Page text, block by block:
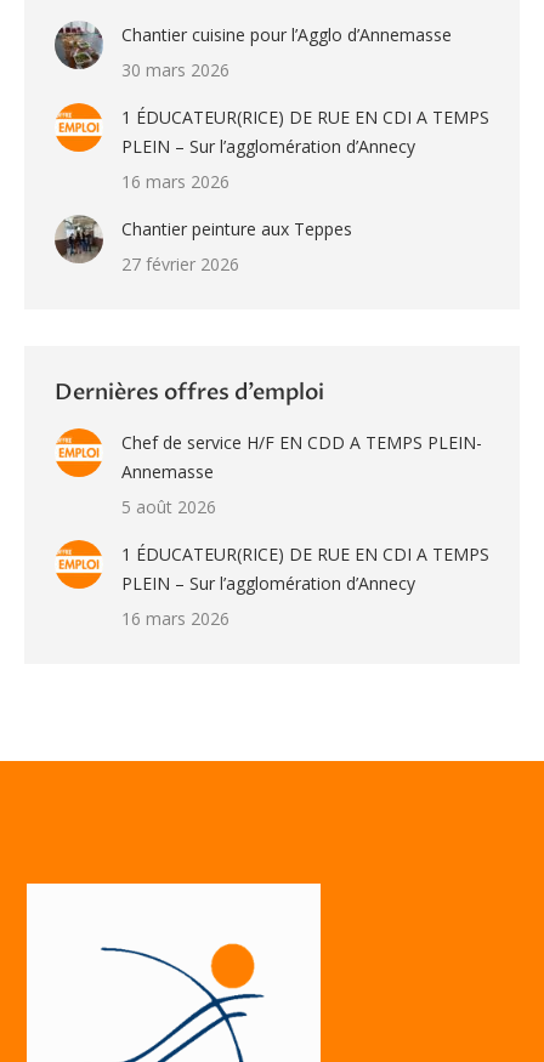
Chantier cuisine pour l’Agglo d’Annemasse
30 mars 2026
1 ÉDUCATEUR(RICE) DE RUE EN CDI A TEMPS
PLEIN – Sur l’agglomération d’Annecy
16 mars 2026
Chantier peinture aux Teppes
27 février 2026
Dernières offres d’emploi
Chef de service H/F EN CDD A TEMPS PLEIN-
Annemasse
5 août 2026
1 ÉDUCATEUR(RICE) DE RUE EN CDI A TEMPS
PLEIN – Sur l’agglomération d’Annecy
16 mars 2026